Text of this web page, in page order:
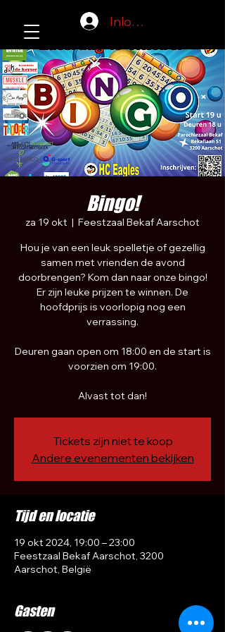
Inloggen
Bingo!
za 19 okt
  |
Feestzaal Bekaf Aarschot
Hou je van een leuk spelletje of gezellig
samen met vrienden de avond
doorbrengen? Kom dan naar onze bingo!
Er zijn leuke prijzen te winnen. De
hoofdprijs is voorlopig nog een
verrassing.
Deuren gaan open om 18:00 en de start is
voorzien om 19:00.
Alvast tot dan!
Tickets zijn niet te koop
Andere evenementen bekijken
Tijd en locatie
19 okt 2024, 19:00 – 23:00
Feestzaal Bekaf Aarschot, 3200
Aarschot, België
Gasten